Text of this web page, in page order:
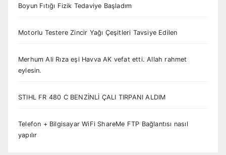
Boyun Fıtığı Fizik Tedaviye Başladım
Motorlu Testere Zincir Yağı Çeşitleri Tavsiye Edilen
Merhum Ali Rıza eşi Havva AK vefat etti. Allah rahmet
eylesin.
STIHL FR 480 C BENZİNLİ ÇALI TIRPANI ALDIM
Telefon + Bilgisayar WiFi ShareMe FTP Bağlantısı nasıl
yapılır